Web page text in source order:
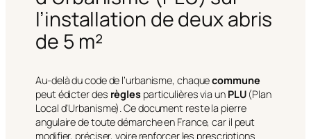
l’installation de deux abris
de 5 m²
Au-delà du code de l’urbanisme, chaquecommune
peut édicter des règlesparticulières via un PLU(Plan
Local d’Urbanisme). Ce document reste la pierre
angulaire de toute démarche en France, car il peut
modifier, préciser, voire renforcer les prescriptions